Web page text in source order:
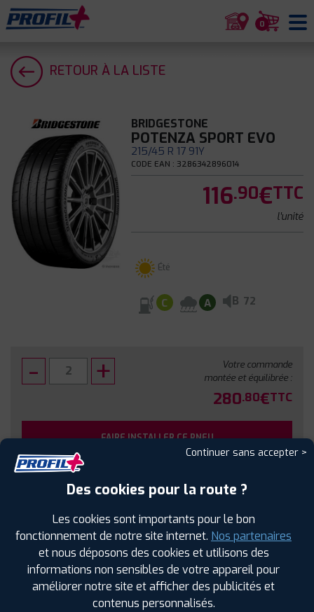
0
RETOUR À LA LISTE
BRIDGESTONE
POTENZA SPORT EVO
215/45 R 17 91Y
CODE EAN : 3286342896014
116.90€TTC
l'unité
Été
C A B 72
Votre commande
montée et équilibrée :
280.80€TTC
FAIRE INSTALLER CE PNEU
Sous réserve de disponibilité en agence
SPÉCIFICATIONS AVIS CLIENTS ÉTIQUETAGE
Étiquetage
Continuer sans accepter >
Des cookies pour la route ?
Les cookies sont importants pour le bon
fonctionnement de notre site internet. Nos partenaires
et nous déposons des cookies et utilisons des
informations non sensibles de votre appareil pour
améliorer notre site et afficher des publicités et
contenus personnalisés.